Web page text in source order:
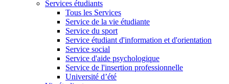
Services étudiants
Tous les Services
Service de la vie étudiante
Service du sport
Service étudiant d'information et d'orientation
Service social
Service d'aide psychologique
Service de l'insertion professionnelle
Université d’été